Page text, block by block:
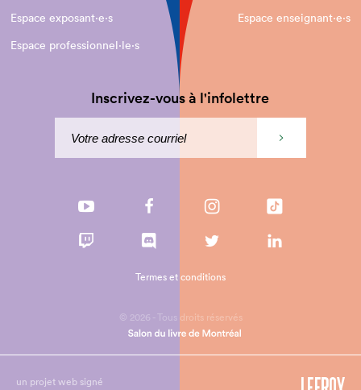
Espace exposant·e⋅s
Espace enseignant·e⋅s
Espace professionnel·le⋅s
Inscrivez-vous à l'infolettre
© 2026 - Tous droits réservés
Termes et conditions
un projet web signé